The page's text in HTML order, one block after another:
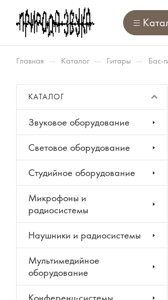
Главная — Каталог — Гитары — Бас-
КАТАЛОГ
Звуковое оборудование
Световое оборудование
Студийное оборудование
Микрофоны и
радиосистемы
Наушники и радиосистемы
Мультимедийное
оборудование